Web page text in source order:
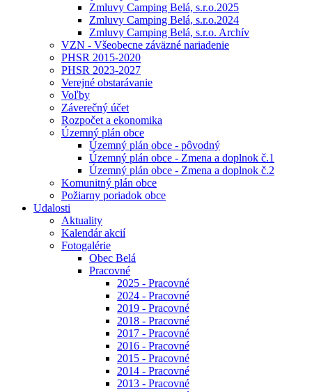
Zmluvy Camping Belá, s.r.o.2025
Zmluvy Camping Belá, s.r.o.2024
Zmluvy Camping Belá, s.r.o. Archív
VZN - Všeobecne záväzné nariadenie
PHSR 2015-2020
PHSR 2023-2027
Verejné obstarávanie
Voľby
Záverečný účet
Rozpočet a ekonomika
Územný plán obce
Územný plán obce - pôvodný
Územný plán obce - Zmena a doplnok č.1
Územný plán obce - Zmena a doplnok č.2
Komunitný plán obce
Požiarny poriadok obce
Udalosti
Aktuality
Kalendár akcií
Fotogalérie
Obec Belá
Pracovné
2025 - Pracovné
2024 - Pracovné
2019 - Pracovné
2018 - Pracovné
2017 - Pracovné
2016 - Pracovné
2015 - Pracovné
2014 - Pracovné
2013 - Pracovné